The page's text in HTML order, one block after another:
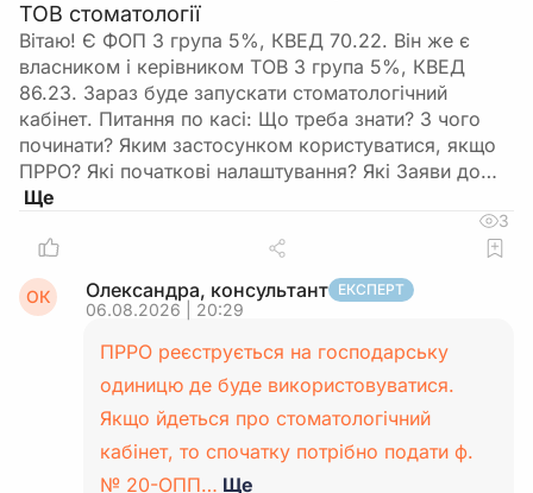
ТОВ стоматології
Вітаю! Є ФОП 3 група 5%, КВЕД 70.22. Він же є
власником і керівником ТОВ 3 група 5%, КВЕД
86.23. Зараз буде запускати стоматологічний
кабінет. Питання по касі: Що треба знати? З чого
починати? Яким застосунком користуватися, якщо
ПРРО? Які початкові налаштування? Які Заяви до…
3
ОК Олександра, консультант ЕКСПЕРТ
06.08.2026 | 20:29
ПРРО реєструється на господарську
одиницю де буде використовуватися.
Якщо йдеться про стоматологічний
кабінет, то спочатку потрібно подати ф.
№ 20-ОПП… Ще